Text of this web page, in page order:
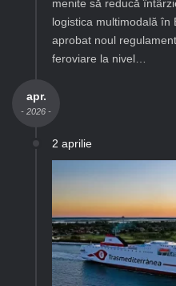
menite să reducă
logistica multimodală în
aprobat noul
feroviare la nivel…
apr.
- 2026 -
2 aprilie